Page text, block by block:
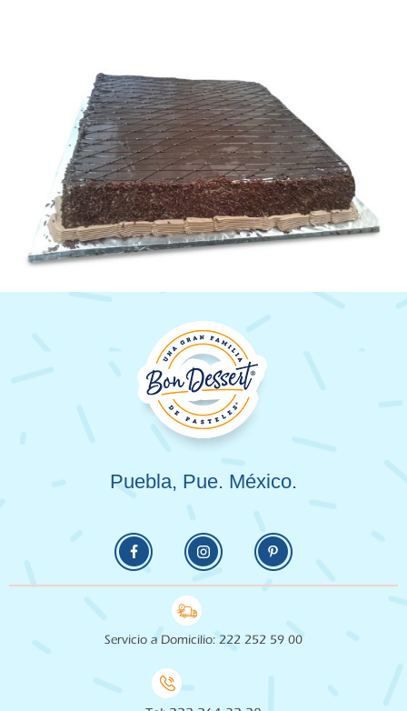
Puebla, Pue. México.
Servicio a Domicilio: 222 252 59 00